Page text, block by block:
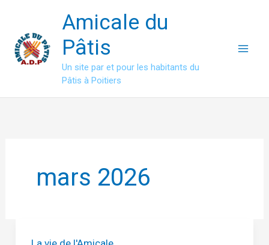
contenu
Amicale du
Pâtis
Un site par et pour les habitants du
Pâtis à Poitiers
mars 2026